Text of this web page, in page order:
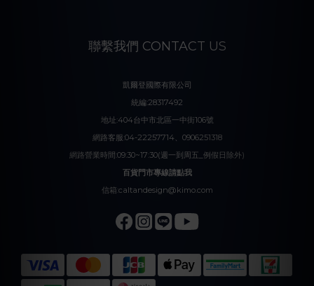
聯繫我們 CONTACT US
凱爾登國際有限公司
統編:28317492
地址:404台中市北區一中街106號
網路客服:04-22257714、0906251318
網路營業時間:09:30~17:30(週一到周五_例假日除外)
百貨門市專線請點我
信箱:caltandesign@kimo.com